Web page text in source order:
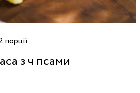
2 порції
з чіпсами